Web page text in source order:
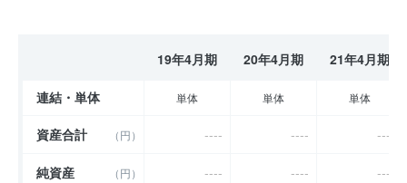
19年4月期 20年4月期 21年4月期
連結・単体 単体 単体 単体
資産合計 （円） ---- ---- ----
純資産 （円） ---- ----
----